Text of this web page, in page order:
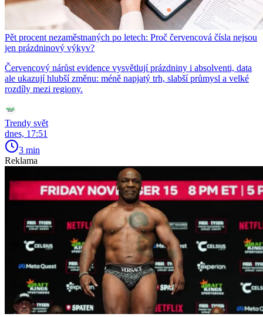
Pět procent nezaměstnaných po letech: Proč červencová čísla nejsou
jen prázdninový výkyv?
Červencový nárůst evidence vysvětlují prázdniny i absolventi, data
ale ukazují hlubší změnu: méně napjatý trh, slabší průmysl a velké
rozdíly mezi regiony.
Trendy svět
dnes, 17:51
3 min
Reklama